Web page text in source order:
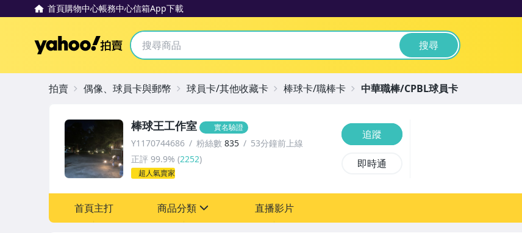
首頁購物中心帳務中心信箱App下載
Yahoo拍賣 搜尋
棒球王工作室 實名驗證
Y1170744686 粉絲數 835
53分鐘前上線
正評 99.9% (2252)
超人氣賣家
追蹤
即時通
首頁主打 商品分類 直播影片
拍賣 偶像、球員卡與郵幣 球員卡/其他收藏卡 棒球卡/職棒卡 中華職棒/CPBL球員卡